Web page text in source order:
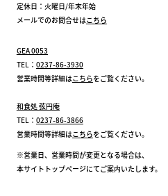
定休日：火曜日/年末年始
メールでのお問合せはこちら
GEA 0053
TEL： 0237-86-3930
営業時間等詳細はこちらをご覧ください。
和食処 弦円庵
TEL： 0237-86-3866
営業時間等詳細はこちらをご覧ください。
※営業日、営業時間が変更となる場合は、
本サイトトップページにてご案内いたします。